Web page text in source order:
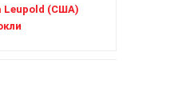
Leupold (США)